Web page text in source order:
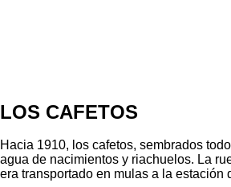
LOS CAFETOS
Hacia 1910, los cafetos, sembrados
agua de nacimientos y riachuelos. La
era transportado en mulas a la estación